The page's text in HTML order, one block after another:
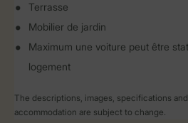
Terrasse
Mobilier de jardin
Maximum une voiture peut être
logement
The descriptions, images, specifications
accommodation are subject to change.